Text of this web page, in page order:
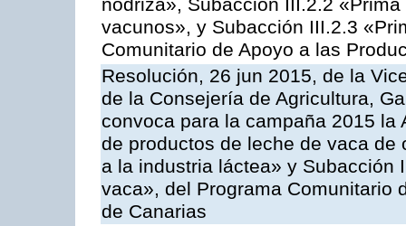
nodriza», Subacción III.2.2
vacunos», y Subacción III.2.3
Comunitario de Apoyo a las
Resolución, 26 jun 2015, de la
de la Consejería de Agricultura,
convoca para la campaña 2015
de productos de leche de vaca
a la industria láctea» y Subacción
vaca», del Programa Comunitario
de Canarias